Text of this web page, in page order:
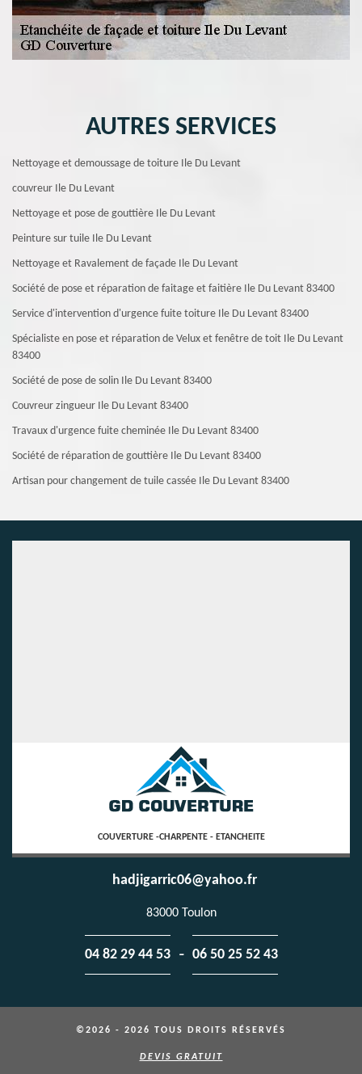
AUTRES SERVICES
Nettoyage et demoussage de toiture Ile Du Levant
couvreur Ile Du Levant
Nettoyage et pose de gouttière Ile Du Levant
Peinture sur tuile Ile Du Levant
Nettoyage et Ravalement de façade Ile Du Levant
Société de pose et réparation de faitage et faitière Ile Du Levant 83400
Service d'intervention d'urgence fuite toiture Ile Du Levant 83400
Spécialiste en pose et réparation de Velux et fenêtre de toit Ile Du Levant
83400
Société de pose de solin Ile Du Levant 83400
Couvreur zingueur Ile Du Levant 83400
Travaux d'urgence fuite cheminée Ile Du Levant 83400
Société de réparation de gouttière Ile Du Levant 83400
Artisan pour changement de tuile cassée Ile Du Levant 83400
COUVERTURE -CHARPENTE - ETANCHEITE
hadjigarric06@yahoo.fr
83000 Toulon
04 82 29 44 53 - 06 50 25 52 43
©2026 - 2026 TOUS DROITS RÉSERVÉS
DEVIS GRATUIT